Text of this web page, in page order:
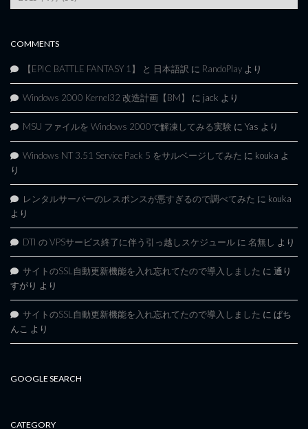
Archives
COMMENTS
【EPIC BATTLE FANTASY 1】 と 日本語訳 に RandoPlay より
Windows 2000 Kernel32 改造計画【BM】 に jack より
MSU ファイルを Windows 2000で解凍してみる実験 に Yas より
Windows NT 3.51 Service Pack 5 をサルベージしてみた に kouka よ
り
レンタルサーバーのレスポンスが悪すぎるので調べてみた に kouka
より
DTI の VPSサービス終了に伴う引っ越しスケジュール に 名無し より
サイトのSSL自動更新機能を入れ忘れてたので導入しました に 通り
すがり より
サイトのSSL自動更新機能を入れ忘れてたので導入しました に ぱち
んこ より
GOOGLE SEARCH
CATEGORY